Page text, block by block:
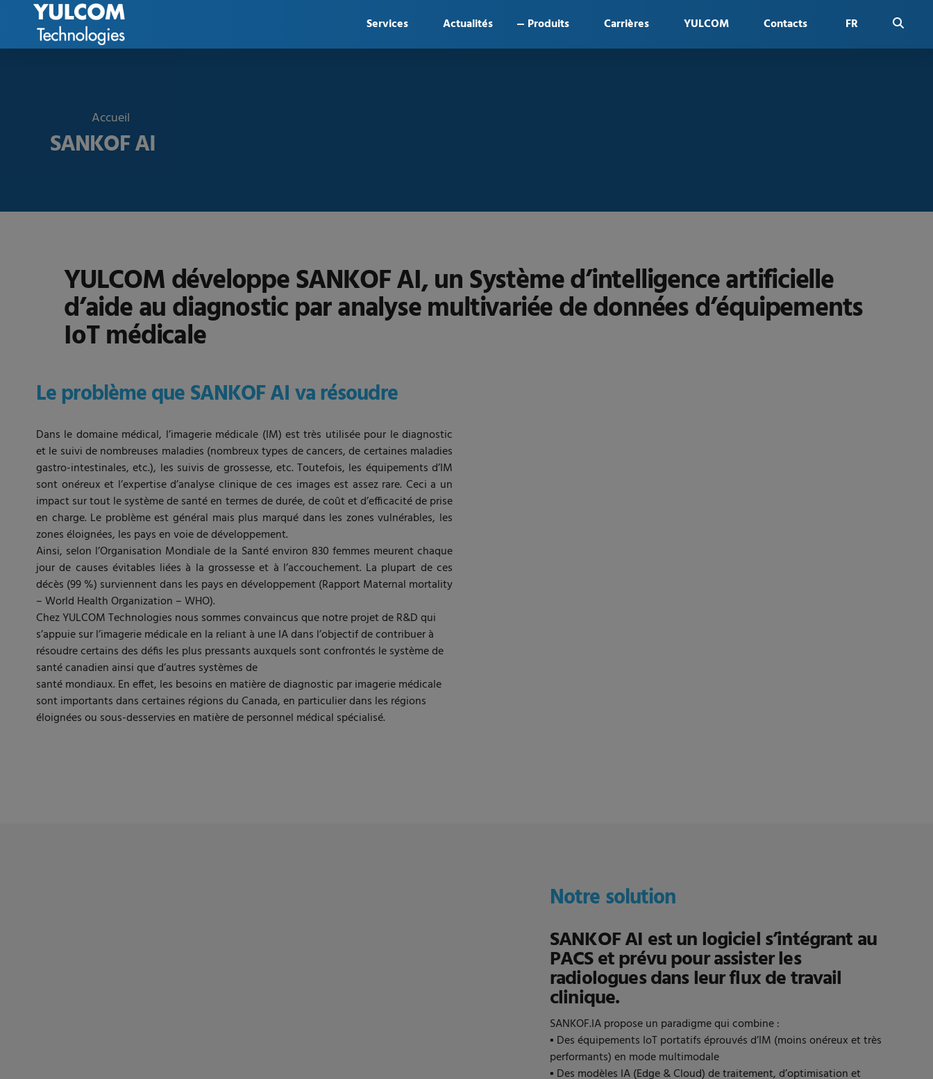
Services Actualités Produits Carrières YULCOM Contacts FR
Accueil
SANKOF AI
YULCOM développe SANKOF AI, un Système d’intelligence artificielle
d’aide au diagnostic par analyse multivariée de données d’équipements
IoT médicale
Le problème que SANKOF AI va résoudre
Dans le domaine médical, l’imagerie médicale (IM) est très utilisée pour le diagnostic
et le suivi de nombreuses maladies (nombreux types de cancers, de certaines maladies
gastro-intestinales, etc.), les suivis de grossesse, etc. Toutefois, les équipements d’IM
sont onéreux et l’expertise d’analyse clinique de ces images est assez rare. Ceci a un
impact sur tout le système de santé en termes de durée, de coût et d’efficacité de prise
en charge. Le problème est général mais plus marqué dans les zones vulnérables, les
zones éloignées, les pays en voie de développement.
Ainsi, selon l’Organisation Mondiale de la Santé environ 830 femmes meurent chaque
jour de causes évitables liées à la grossesse et à l’accouchement. La plupart de ces
décès (99 %) surviennent dans les pays en développement (Rapport Maternal mortality
– World Health Organization – WHO).
Chez YULCOM Technologies nous sommes convaincus que notre projet de R&D qui
s’appuie sur l’imagerie médicale en la reliant à une IA dans l’objectif de contribuer à
résoudre certains des défis les plus pressants auxquels sont confrontés le système de
santé canadien ainsi que d’autres systèmes de
santé mondiaux. En effet, les besoins en matière de diagnostic par imagerie médicale
sont importants dans certaines régions du Canada, en particulier dans les régions
éloignées ou sous-desservies en matière de personnel médical spécialisé.
Notre solution
SANKOF AI est un logiciel s’intégrant au
PACS et prévu pour assister les
radiologues dans leur flux de travail
clinique.
SANKOF.IA propose un paradigme qui combine :
▪ Des équipements IoT portatifs éprouvés d’IM (moins onéreux et très
performants) en mode multimodale
▪ Des modèles IA (Edge & Cloud) de traitement, d’optimisation et